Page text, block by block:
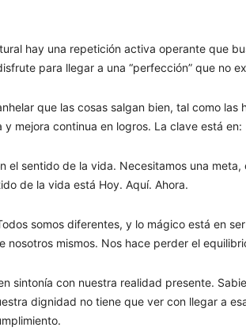
hay una repetición activa operante que
para llegar a una “perfección” que no
que las cosas salgan bien, tal como
mejora continua en logros. La clave está en:
el sentido de la vida. Necesitamos una
de la vida está Hoy. Aquí. Ahora.
somos diferentes, y lo mágico está en
nosotros mismos. Nos hace perder el
sintonía con nuestra realidad presente.
dignidad no tiene que ver con llegar a